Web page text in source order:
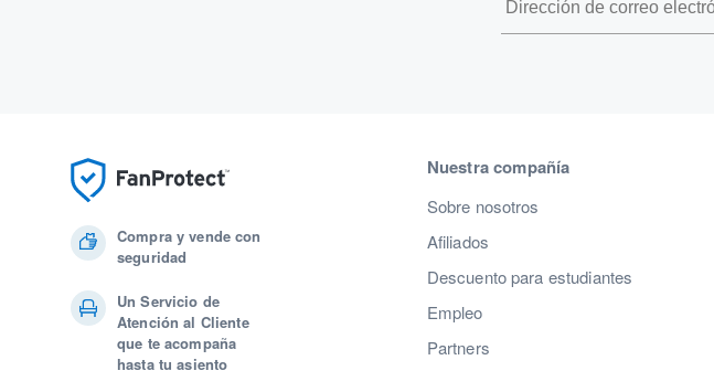
Compra y vende con
seguridad
Un Servicio de
Atención al Cliente
que te acompaña
hasta tu asiento
Nuestra compañía
Sobre nosotros
Afiliados
Descuento para estudiantes
Empleo
Partners